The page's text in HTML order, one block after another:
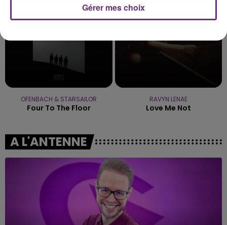
OFENBACH & STARSAILOR
Four To The Floor
RAVYN LENAE
Love Me Not
A L'ANTENNE
Gérer mes choix